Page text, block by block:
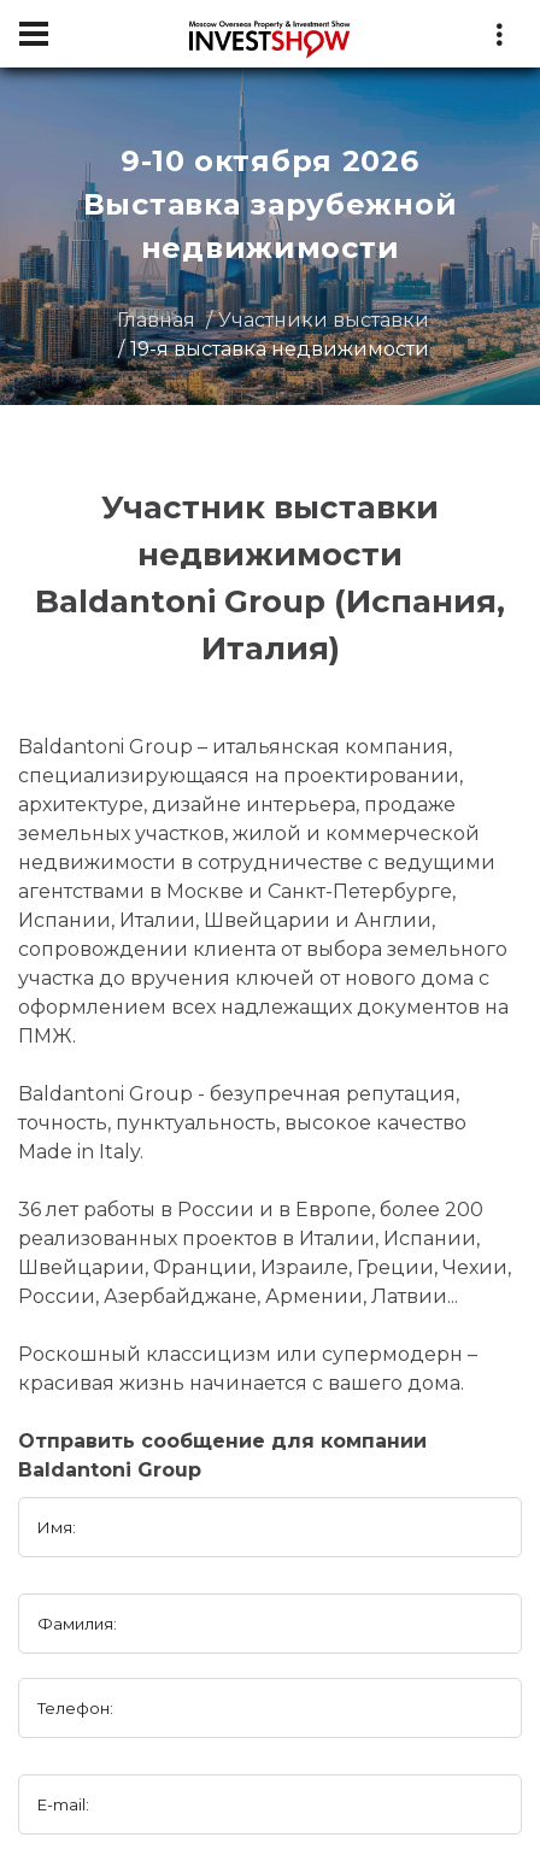
9-10 октября 2026
Выставка зарубежной
недвижимости
Главная
Участники выставки
19-я выставка недвижимости
Участник выставки
недвижимости
Baldantoni Group (Испания,
Италия)
Baldantoni Group – итальянская компания,
специализирующаяся на проектировании,
архитектуре, дизайне интерьера, продаже
земельных участков, жилой и коммерческой
недвижимости в сотрудничестве с ведущими
агентствами в Москве и Санкт-Петербурге,
Испании, Италии, Швейцарии и Англии,
сопровождении клиента от выбора земельного
участка до вручения ключей от нового дома с
оформлением всех надлежащих документов на
ПМЖ.
Baldantoni Group - безупречная репутация,
точность, пунктуальность, высокое качество
Made in Italy.
36 лет работы в России и в Европе, более 200
реализованных проектов в Италии, Испании,
Швейцарии, Франции, Израиле, Греции, Чехии,
России, Азербайджане, Армении, Латвии...
Роскошный классицизм или супермодерн –
красивая жизнь начинается с вашего дома.
Отправить сообщение для компании
Baldantoni Group
Имя:
Фамилия:
Телефон:
E-mail: